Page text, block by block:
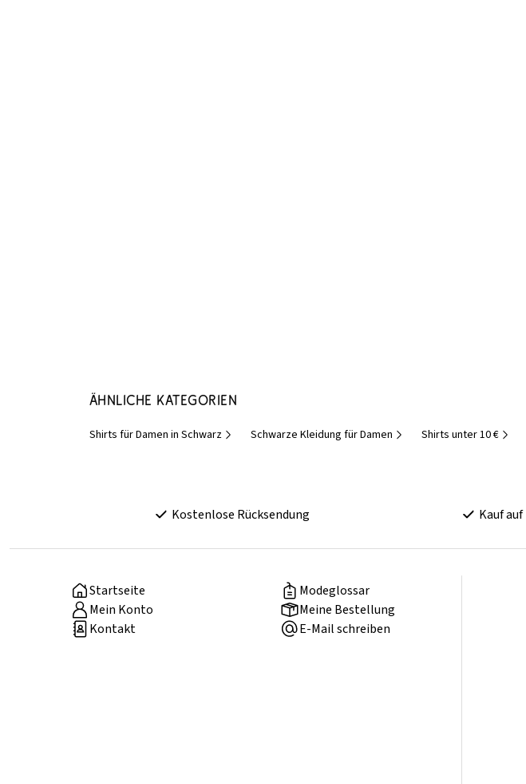
Ähnliche Kategorien
Shirts für Damen in Schwarz Schwarze Kleidung für Damen Shirts unter 10 €
Kostenlose Rücksendung Kauf
Startseite
Modeglossar
Mein Konto
Meine Bestellung
Kontakt
E-Mail schreiben